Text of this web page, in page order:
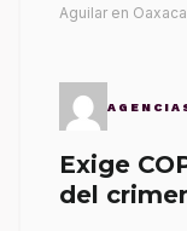
Aguilar en
Exige
del